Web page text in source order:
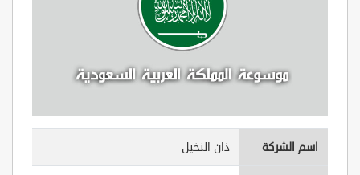
اسم الشركة ذان النخيل